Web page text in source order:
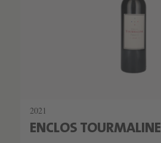
2021
ENCLOS TOURMALINE